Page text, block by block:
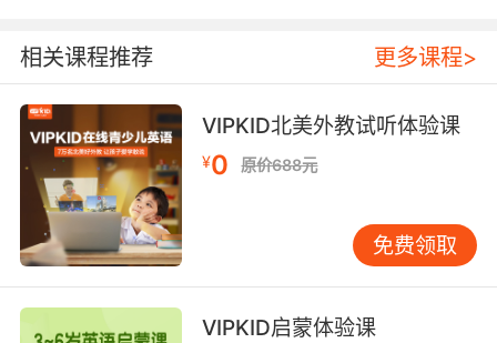
需要学习了。外教是怎么帮助孩子从听不懂到听
得懂的呢？是通过图片视频、动作以及表情等，
建立起具体的情境，在具体的语言情境中，让孩
子体验真实的英语表达。这个过程是直接建立英
语思维的过程，在外教的影响下，孩子犹如置身
真实纯正的语言环境中，能够相对轻松和高效的
学会用英语进行交流。
问题二 孩子是否能集中精力听课？
相关课程推荐 更多课程>
VIPKID北美外教试听体验课
¥0 原价688元
免费领取
VIPKID启蒙体验课